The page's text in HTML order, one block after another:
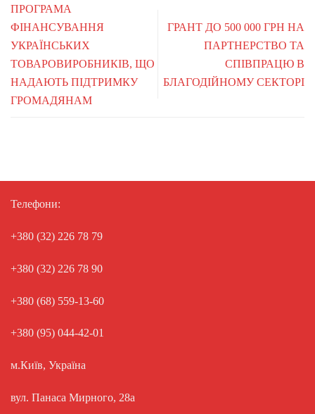
ПРОГРАМА
ФІНАНСУВАННЯ
УКРАЇНСЬКИХ
ТОВАРОВИРОБНИКІВ, ЩО
НАДАЮТЬ ПІДТРИМКУ
ГРОМАДЯНАМ
ГРАНТ ДО 500 000 ГРН НА
ПАРТНЕРСТВО ТА
СПІВПРАЦЮ В
БЛАГОДІЙНОМУ СЕКТОРІ
Телефони:
+380 (32) 226 78 79
+380 (32) 226 78 90
+380 (68) 559-13-60
+380 (95) 044-42-01
м.Київ, Україна
вул. Панаса Мирного, 28а